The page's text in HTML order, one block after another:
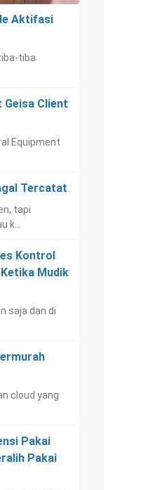
Aktifasi
tiba
Geisa Client
Equipment
Tercatat
tapi
k…
Kontrol
Mudik
saja dan di
cloud yang
Pakai
Pakai